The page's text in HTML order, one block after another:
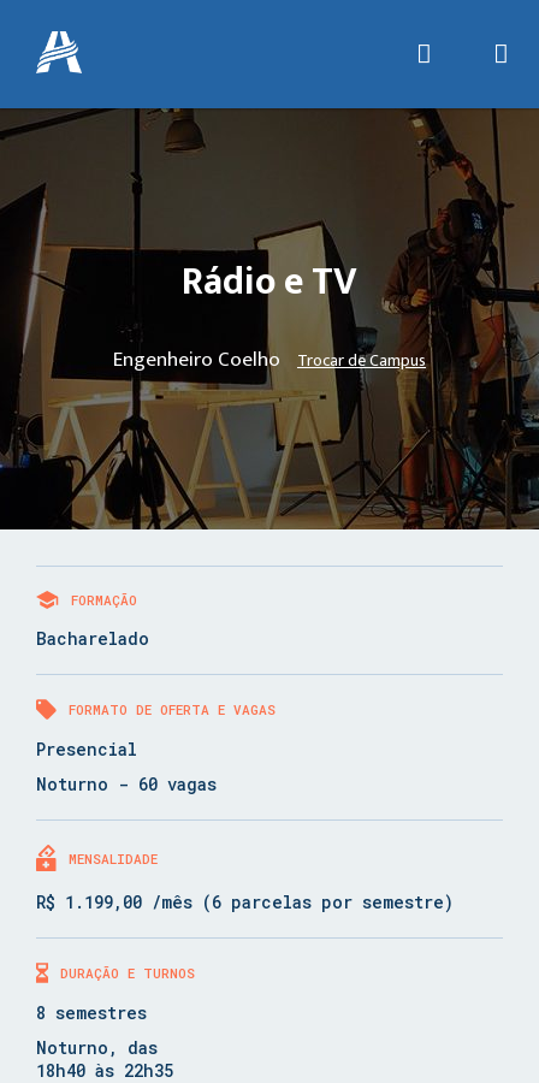
Rádio e TV
Engenheiro Coelho Trocar de Campus
FORMAÇÃO
Bacharelado
FORMATO DE OFERTA E VAGAS
Presencial
Noturno - 60 vagas
MENSALIDADE
R$ 1.199,00 /mês (6 parcelas por semestre)
DURAÇÃO E TURNOS
8 semestres
Noturno, das
18h40 às 22h35